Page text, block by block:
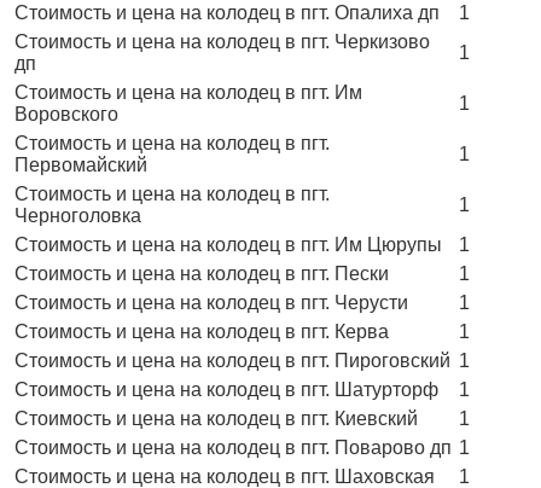
Стоимость и цена на колодец в пгт. Опалиха дп
1
Стоимость и цена на колодец в пгт. Черкизово
дп
1
Стоимость и цена на колодец в пгт. Им
Воровского
1
Стоимость и цена на колодец в пгт.
Первомайский
1
Стоимость и цена на колодец в пгт.
Черноголовка
1
Стоимость и цена на колодец в пгт. Им Цюрупы
1
Стоимость и цена на колодец в пгт. Пески
1
Стоимость и цена на колодец в пгт. Черусти
1
Стоимость и цена на колодец в пгт. Керва
1
Стоимость и цена на колодец в пгт. Пироговский 1
Стоимость и цена на колодец в пгт. Шатурторф
1
Стоимость и цена на колодец в пгт. Киевский
1
Стоимость и цена на колодец в пгт. Поварово дп 1
Стоимость и цена на колодец в пгт. Шаховская
1